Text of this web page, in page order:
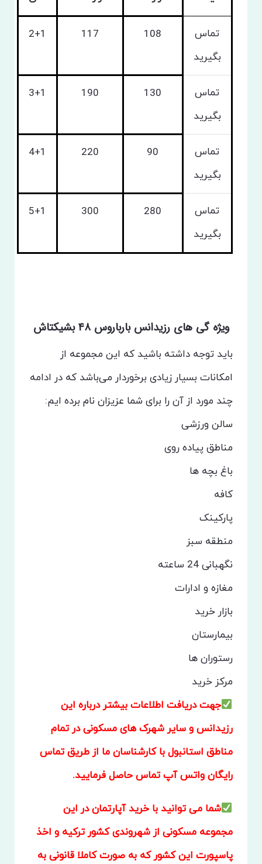
تماس
بگیرید
108
117
2+1
تماس
بگیرید
130
190
3+1
تماس
بگیرید
90
220
4+1
تماس
بگیرید
280
300
5+1
ویژه گی های رزیدانس بارباروس ۴۸ بشیکتاش
باید توجه داشته باشید که این مجموعه از
امکانات بسیار زیادی برخوردار می‌باشد که در ادامه
چند مورد از آن را برای شما عزیزان نام برده ایم:
سالن ورزشی
مناطق پیاده روی
باغ بچه ها
کافه
پارکینک
منطقه سبز
نگهبانی 24 ساعته
مغازه و ادارات
بازار خرید
بیمارستان
رستوران ها
مرکز خرید
جهت دریافت اطلاعات بیشتر درباره این
رزیدانس و سایر شهرک های مسکونی در تمام
مناطق استانبول با کارشناسان ما از طریق تماس
رایگان واتس آپ تماس حاصل فرمایید.
شما می توانید با خرید آپارتمان در این
مجموعه مسکونی از شهروندی کشور ترکیه و اخذ
پاسپورت این کشور که به صورت کاملا قانونی به